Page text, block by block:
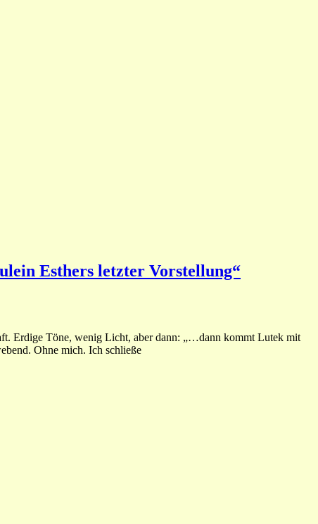
Esthers letzter Vorstellung“
Erdige Töne, wenig Licht, aber dann: „…dann kommt Lutek mit
Ohne mich. Ich schließe